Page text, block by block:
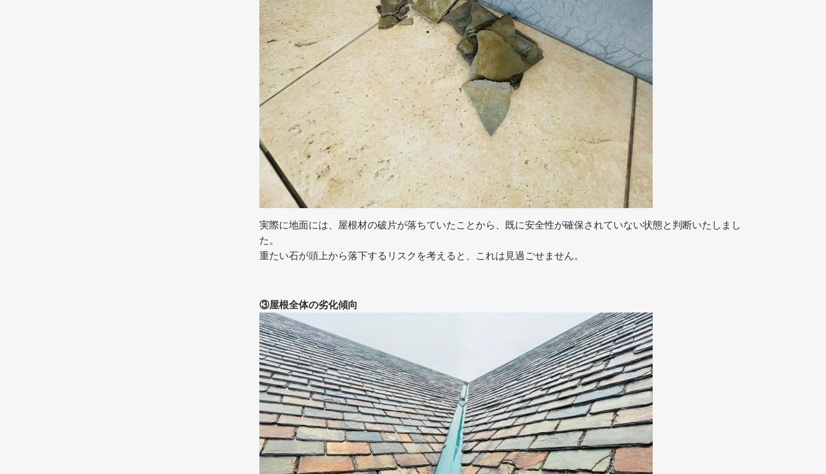
実際に地面には、屋根材の破片が落ちていたことから、既に安全性が確保されていない状態と判断いたしまし
た。
重たい石が頭上から落下するリスクを考えると、これは見過ごせません。
③屋根全体の劣化傾向